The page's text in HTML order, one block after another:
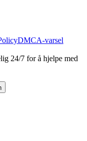
DMCA-varsel
24/7 for å hjelpe med